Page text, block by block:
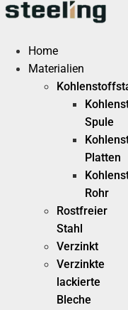
Zum
springen
Home
Materialien
Spule
Platten
Rohr
Rostfreier
Stahl
Verzinkt
Verzinkte
lackierte
Bleche